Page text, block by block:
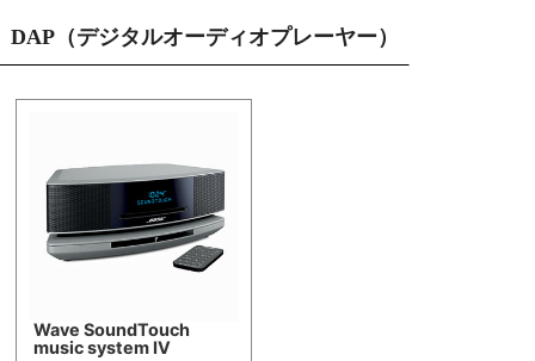
DAP（デジタルオーディオプレーヤー）
Wave SoundTouch
music system IV